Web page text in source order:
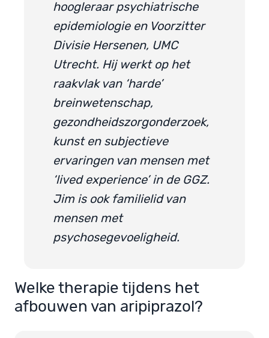
hoogleraar psychiatrische
epidemiologie en Voorzitter
Divisie Hersenen, UMC
Utrecht. Hij werkt op het
raakvlak van ‘harde’
breinwetenschap,
gezondheidszorgonderzoek,
kunst en subjectieve
ervaringen van mensen met
‘lived experience’ in de GGZ.
Jim is ook familielid van
mensen met
psychosegevoeligheid.
Welke therapie tijdens het
afbouwen van aripiprazol?